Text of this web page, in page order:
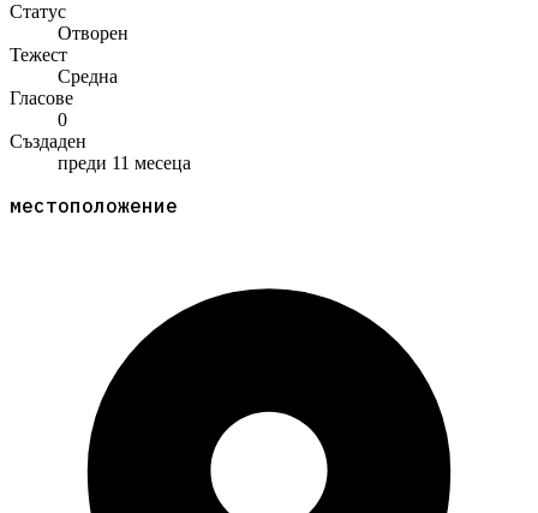
Статус
Отворен
Тежест
Средна
Гласове
0
Създаден
преди 11 месеца
местоположение